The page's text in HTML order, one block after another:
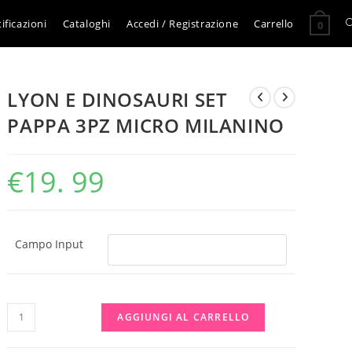
Cataloghi Accedi / Registrazione Carrello 0
LYON E DINOSAURI SET
PAPPA 3PZ MICRO MILANINO
€19. 99
Campo Input
LYON
E
AGGIUNGI AL CARRELLO